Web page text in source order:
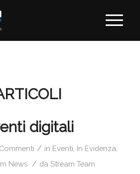
digitali
/ in Eventi In Evidenza
News / da Stream Team